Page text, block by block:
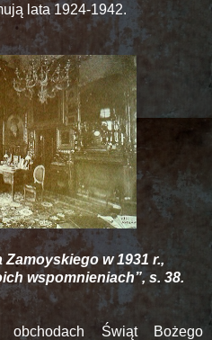
lata 1924-1942.
Zamoyskiego w 1931 r.,
wspomnieniach”, s. 38.
obchodach Świąt Bożego